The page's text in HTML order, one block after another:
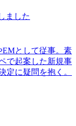
ました
EMとして従事。素
で起案した新規事
定に疑問を抱く。